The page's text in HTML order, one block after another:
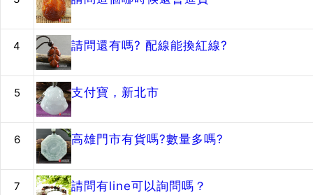
4 請問還有嗎? 配線能換紅線?
5 支付寶，新北市
6 高雄門市有貨嗎?數量多嗎?
7 請問有line可以詢問嗎？